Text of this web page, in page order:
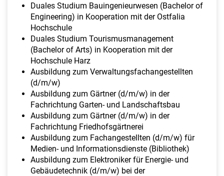
Duales Studium Bauingenieurwesen (Bachelor of
Engineering) in Kooperation mit der Ostfalia
Hochschule
Duales Studium Tourismusmanagement
(Bachelor of Arts) in Kooperation mit der
Hochschule Harz
Ausbildung zum Verwaltungsfachangestellten
(d/m/w)
Ausbildung zum Gärtner (d/m/w) in der
Fachrichtung Garten- und Landschaftsbau
Ausbildung zum Gärtner (d/m/w) in der
Fachrichtung Friedhofsgärtnerei
Ausbildung zum Fachangestellten (d/m/w) für
Medien- und Informationsdienste (Bibliothek)
Ausbildung zum Elektroniker für Energie- und
Gebäudetechnik (d/m/w) bei der